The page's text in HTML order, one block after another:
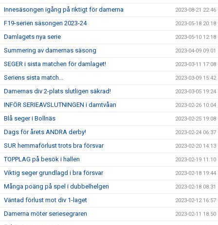
Innesäsongen igång på riktigt för damerna 2023-08-21 22:46
F19-serien säsongen 2023-24 2023-05-18 20:18
Damlagets nya serie 2023-05-10 12:18
Summering av damernas säsong 2023-04-09 09:01
SEGER i sista matchen för damlaget! 2023-03-11 17:08
Seriens sista match... 2023-03-09 15:42
Damernas div 2-plats slutligen säkrad! 2023-03-05 19:24
INFÖR SERIEAVSLUTNINGEN i damtvåan 2023-02-26 10:04
Blå seger i Bollnäs 2023-02-25 19:08
Dags för årets ANDRA derby! 2023-02-24 06:37
SUR hemmaförlust trots bra försvar 2023-02-20 14:13
TOPPLAG på besök i hallen 2023-02-19 11:10
Viktig seger grundlagd i bra försvar 2023-02-18 19:44
Många poäng på spel i dubbelhelgen 2023-02-18 08:31
Väntad förlust mot div 1-laget 2023-02-12 16:57
Damerna möter seriesegraren 2023-02-11 18:50